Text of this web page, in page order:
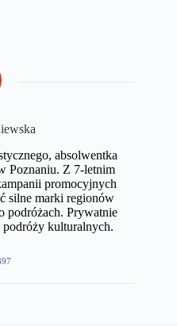
absolwentka
Poznaniu. Z 7-letnim
promocyjnych
silne marki regionów
podróżach. Prywatnie
podróży kulturalnych.